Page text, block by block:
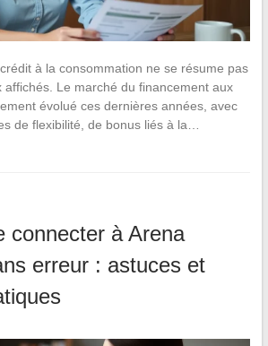
à la consommation ne se résume pas
affichés. Le marché du financement aux
évolué ces dernières années, avec
de flexibilité, de bonus liés à la…
connecter à Arena
erreur : astuces et